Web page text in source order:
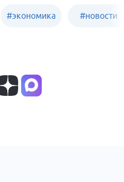
#экономика #новости